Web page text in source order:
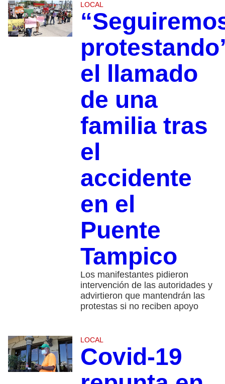
LOCAL
el llamado
de una
familia tras
el
accidente
en el
Puente
Tampico
Los manifestantes pidieron
intervención de las autoridades y
advirtieron que mantendrán las
protestas si no reciben apoyo
LOCAL
Covid-19